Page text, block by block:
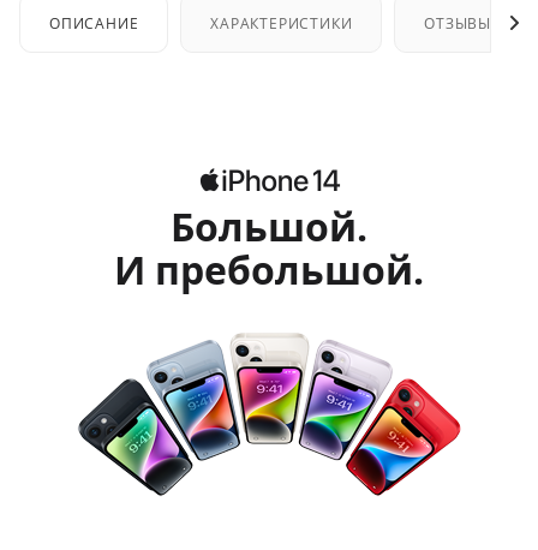
ОПИСАНИЕ ХАРАКТЕРИСТИКИ ОТЗЫВЫ
Большой.
И пребольшой.